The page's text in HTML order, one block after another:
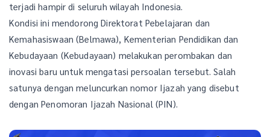
terjadi hampir di seluruh wilayah Indonesia.
Kondisi ini mendorong Direktorat Pebelajaran dan
Kemahasiswaan (Belmawa), Kementerian Pendidikan dan
Kebudayaan (Kebudayaan) melakukan perombakan dan
inovasi baru untuk mengatasi persoalan tersebut. Salah
satunya dengan meluncurkan nomor Ijazah yang disebut
dengan Penomoran Ijazah Nasional (PIN).